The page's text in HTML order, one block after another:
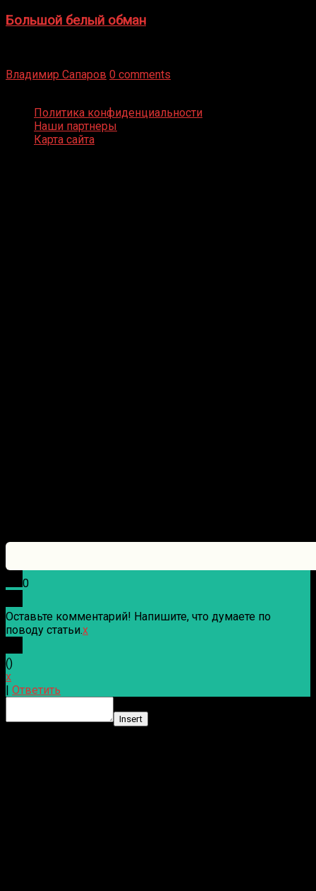
Большой белый обман
Владимир Сапаров 0 comments
Политика конфиденциальности
Наши партнеры
Карта сайта
0
Оставьте комментарий! Напишите, что думаете по
поводу статьи.x
()
x
Ответить
Insert